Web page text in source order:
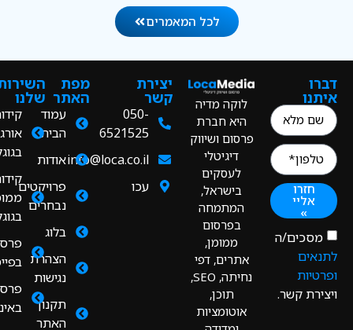
לכל המאמרים
לוקה מדיה
היא חברת
פרסום ושיווק
דיגיטלי
לעסקים
בישראל,
המתמחה
בפרסום
ממומן,
אתרים, דפי
נחיתה, SEO,
אוטומציות
יצירת
קשר
050-
6521525
info@loca.co.il
עכו
עמוד
הבית
אודות
פרויקטים
נבחרים
בלוג
הצהרת
נגישות
תקנון
האתר
השירותים
שלנו
קידום
אורגני
ממומן
פרסום
בפייסבוק
פרסום
באינסטגרם
ה
קשר.
חזרו
אליי